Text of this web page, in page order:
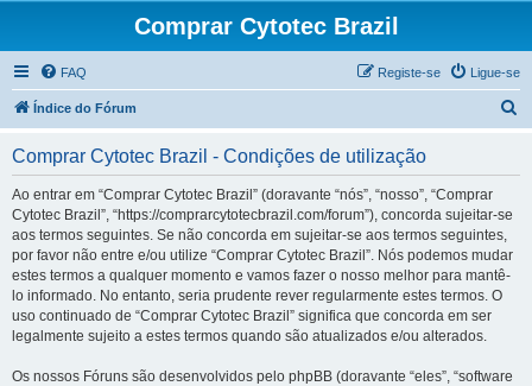
Comprar Cytotec Brazil
FAQ Ligue-se
Registe-se
Índice do Fórum
Comprar Cytotec Brazil - Condições de utilização
Ao entrar em “Comprar Cytotec Brazil” (doravante “nós”, “nosso”, “Comprar
Cytotec Brazil”, “https://comprarcytotecbrazil.com/forum”), concorda sujeitar-se
aos termos seguintes. Se não concorda em sujeitar-se aos termos seguintes,
por favor não entre e/ou utilize “Comprar Cytotec Brazil”. Nós podemos mudar
estes termos a qualquer momento e vamos fazer o nosso melhor para mantê-
lo informado. No entanto, seria prudente rever regularmente estes termos. O
uso continuado de “Comprar Cytotec Brazil” significa que concorda em ser
legalmente sujeito a estes termos quando são atualizados e/ou alterados.
Os nossos Fóruns são desenvolvidos pelo phpBB (doravante “eles”, “software